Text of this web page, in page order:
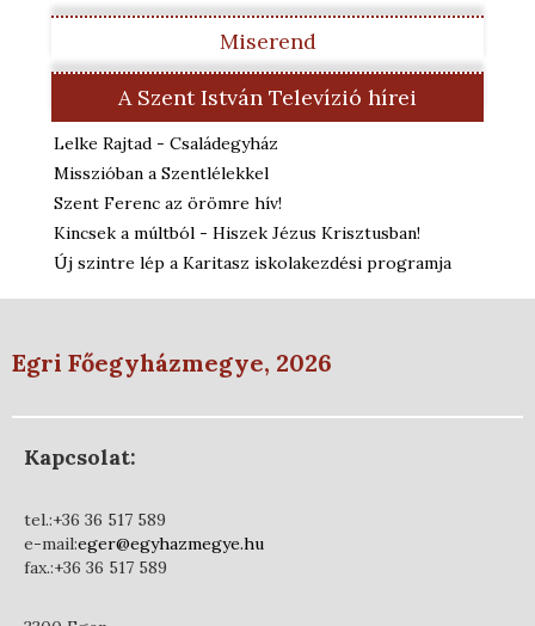
Miserend
A Szent István Televízió hírei
Lelke Rajtad - Családegyház
Misszióban a Szentlélekkel
Szent Ferenc az örömre hív!
Kincsek a múltból - Hiszek Jézus Krisztusban!
Új szintre lép a Karitasz iskolakezdési programja
Egri Főegyházmegye, 2026
Kapcsolat:
tel.:+36 36 517 589
e-mail:eger@egyhazmegye.hu
fax.:+36 36 517 589